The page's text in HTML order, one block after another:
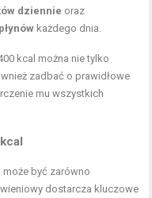
dziennie oraz
każdego dnia.
kcal można nie tylko
zadbać o prawidłowe
mu wszystkich
może być zarówno
dostarcza kluczowe